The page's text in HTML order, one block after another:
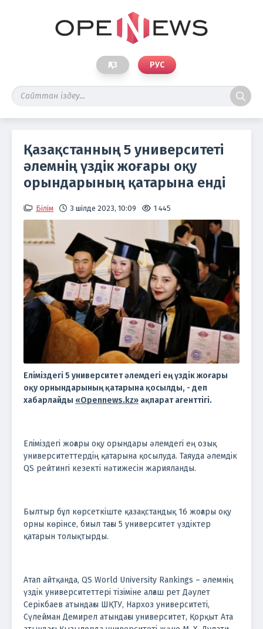
ҚАЗ РУС
Қазақстанның 5 университеті
әлемнің үздік жоғары оқу
орындарының қатарына енді
Білім 3 шілде 2023, 10:09 1 445
Еліміздегі 5 университет әлемдегі ең үздік жоғары
оқу орнындарының қатарына қосылды, - деп
хабарлайды «Opennews.kz» ақпарат агенттігі.
Еліміздегі жоғары оқу орындары әлемдегі ең озық
университеттердің қатарына қосылуда. Таяуда әлемдік
QS рейтингі кезекті нәтижесін жарияланды.
Былтыр бұл көрсеткіште қазақстандық 16 жоғары оқу
орны көрінсе, биыл тағы 5 университет үздіктер
қатарын толықтырды.
Атап айтқанда, QS World University Rankings – әлемнің
үздік университеттері тізіміне алғаш рет Дәулет
Серікбаев атындағы ШҚТУ, Нархоз университеті,
Сүлейман Демирел атындағы университет, Қорқыт Ата